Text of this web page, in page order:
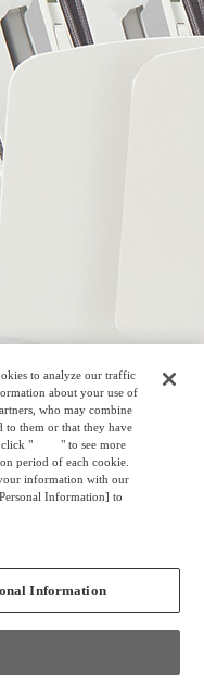
to analyze our traffic
about your use of
who may combine
them or that they have
click "
here" to see more
period of each cookie.
information with our
Information] to
Information